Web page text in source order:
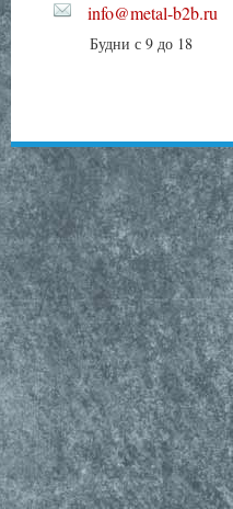
info@metal-b2b.ru
Будни с 9 до 18